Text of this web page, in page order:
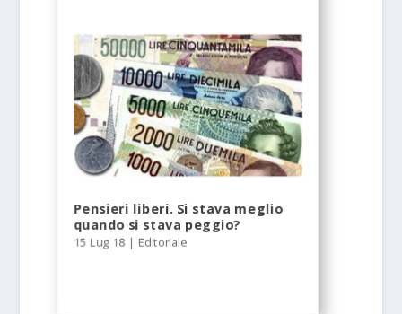
Pensieri liberi. Si stava meglio
quando si stava peggio?
15 Lug 18 | Editoriale